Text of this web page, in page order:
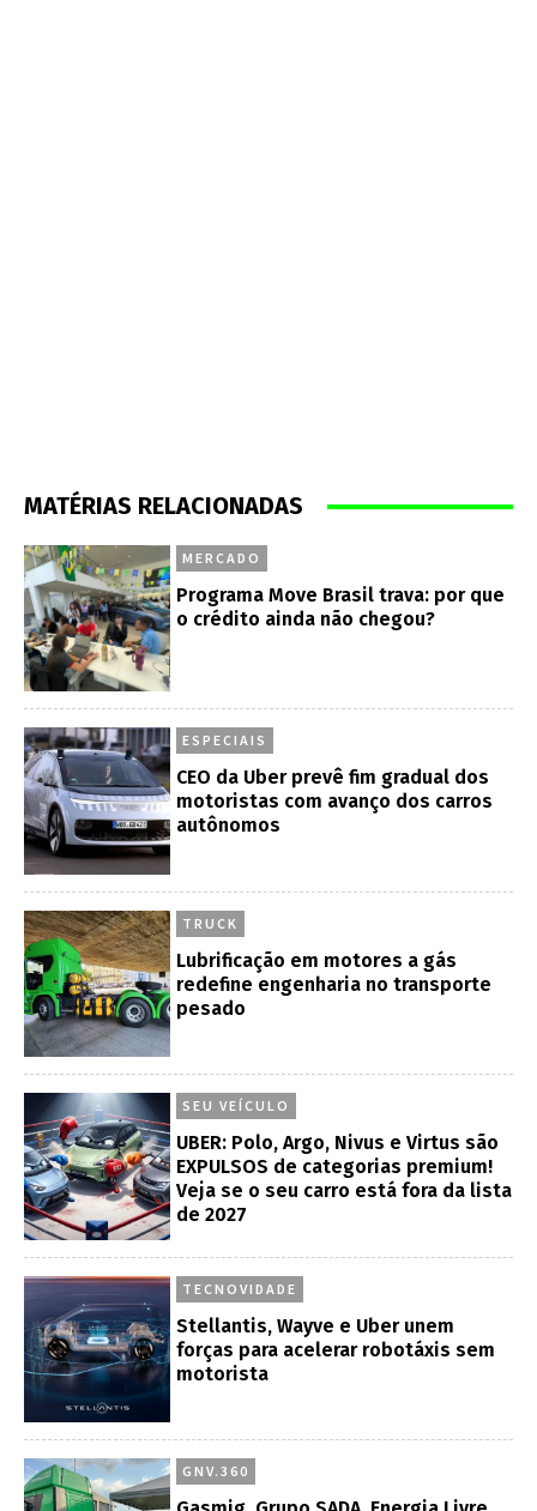
MATÉRIAS RELACIONADAS
MERCADO
Programa Move Brasil trava: por que
o crédito ainda não chegou?
ESPECIAIS
CEO da Uber prevê fim gradual dos
motoristas com avanço dos carros
autônomos
TRUCK
Lubrificação em motores a gás
redefine engenharia no transporte
pesado
SEU VEÍCULO
UBER: Polo, Argo, Nivus e Virtus são
EXPULSOS de categorias premium!
Veja se o seu carro está fora da lista
de 2027
TECNOVIDADE
Stellantis, Wayve e Uber unem
forças para acelerar robotáxis sem
motorista
GNV.360